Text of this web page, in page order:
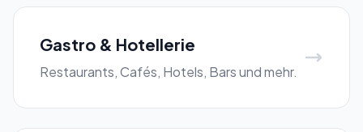
Gastro & Hotellerie
Restaurants, Cafés, Hotels, Bars und mehr.